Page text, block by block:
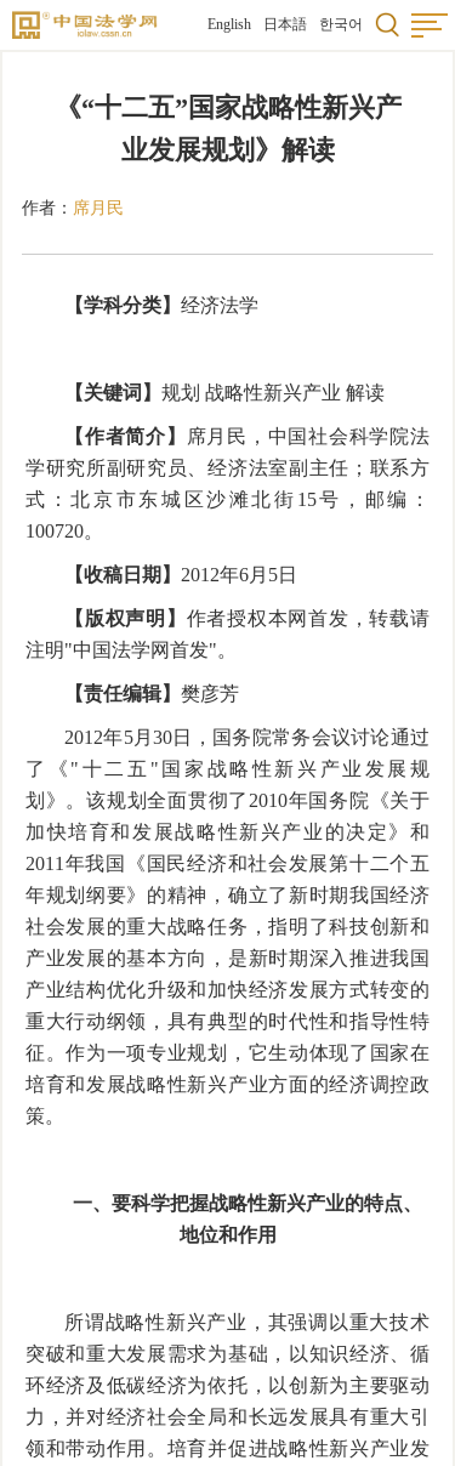
English 日本語 한국어
《“十二五”国家战略性新兴产
业发展规划》解读
作者： 席月民
【学科分类】 经济法学
【关键词】 规划 战略性新兴产业 解读
【作者简介】
席月民，中国社会科学院法
学研究所副研究员、经济法室副主任；联系方
式：北京市东城区沙滩北街15号，邮编：
100720。
【收稿日期】 2012年6月5日
【版权声明】 作者授权本网首发，转载请
注明"中国法学网首发"。
【责任编辑】 樊彦芳
2012年5月30日，国务院常务会议讨论通过
了《"十二五"国家战略性新兴产业发展规
划》。该规划全面贯彻了2010年国务院《关于
加快培育和发展战略性新兴产业的决定》和
2011年我国《国民经济和社会发展第十二个五
年规划纲要》的精神，确立了新时期我国经济
社会发展的重大战略任务，指明了科技创新和
产业发展的基本方向，是新时期深入推进我国
产业结构优化升级和加快经济发展方式转变的
重大行动纲领，具有典型的时代性和指导性特
征。作为一项专业规划，它生动体现了国家在
培育和发展战略性新兴产业方面的经济调控政
策。
一、要科学把握战略性新兴产业的特点、
地位和作用
所谓战略性新兴产业，其强调以重大技术
突破和重大发展需求为基础，以知识经济、循
环经济及低碳经济为依托，以创新为主要驱动
力，并对经济社会全局和长远发展具有重大引
领和带动作用。培育并促进战略性新兴产业发